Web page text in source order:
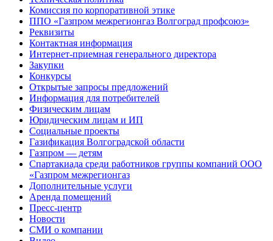
Комиссия по корпоративной этике
ППО «Газпром межрегионгаз Волгоград профсоюз»
Реквизиты
Контактная информация
Интернет-приемная генерального директора
Закупки
Конкурсы
Открытые запросы предложений
Информация для потребителей
Физическим лицам
Юридическим лицам и ИП
Социальные проекты
Газификация Волгоградской области
Газпром — детям
Спартакиада среди работников группы компаний ООО
«Газпром межрегионгаз
Дополнительные услуги
Аренда помещений
Пресс-центр
Новости
СМИ о компании